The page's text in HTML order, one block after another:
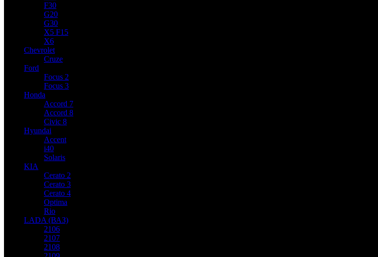
F30
G20
G30
X5 F15
X6
Chevrolet
Cruze
Ford
Focus 2
Focus 3
Honda
Accord 7
Accord 8
Civic 8
Hyundai
Accent
i40
Solaris
KIA
Cerato 2
Cerato 3
Cerato 4
Optima
Rio
LADA (ВАЗ)
2106
2107
2108